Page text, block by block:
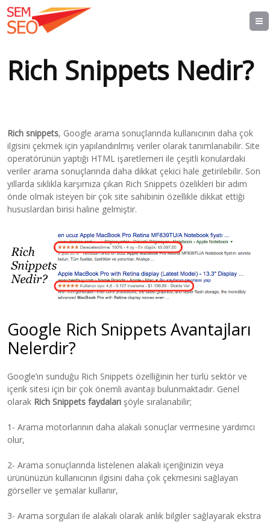
Rich Snippets Nedir?
Rich snippets, Google arama sonuçlarında kullanıcının daha çok
ilgisini çekmek için yapılandırılmış veriler olarak tanımlanabilir. Site
operatörünün yaptığı HTML işaretlemeri ile çeşitli konulardaki
veriler arama sonuçlarında daha dikkat çekici hale getirilebilir. Son
yıllarda sıklıkla karşımıza çıkan Rich Snippets özelikleri bir adım
önde olmak isteyen bir çok site sahibinin özellikle dikkat ettiği
hususlardan birisi haline gelmiştir.
Google Rich Snippets Avantajları
Nelerdir?
Google’ın sunduğu Rich Snippets özelliğinin her türlü sektör ve
içerik sitesi için bir çok önemli avantajı bulunmaktadır. Genel
olarak Rich Snippets faydaları şöyle sıralanabilir;
1- Arama motorlarının daha alakalı sonuçlar vermesine yardımcı
olur,
2- Arama sonuçlarında listelenen alakalı içeriğinizin veya
ürününüzün kullanıcının ilgisini daha çok çekmesini sağlayan
görseller ve şemalar kullanır,
3- Arama sorguları ile alakalı olarak anlık bilgiler sağlayarak ekstra